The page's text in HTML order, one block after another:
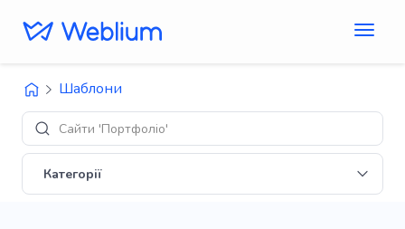
Шаблони
Сайти 'Портфоліо'
Категорії